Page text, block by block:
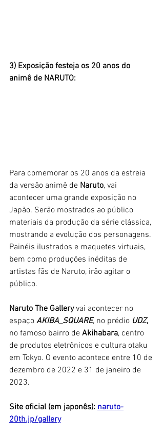
3) Exposição festeja os 20 anos do
animê de NARUTO:
Para comemorar os 20 anos da estreia
da versão animê de Naruto, vai
acontecer uma grande exposição no
Japão. Serão mostrados ao público
materiais da produção da série clássica,
mostrando a evolução dos personagens.
Painéis ilustrados e maquetes virtuais,
bem como produções inéditas de
artistas fãs de Naruto, irão agitar o
público.
Naruto The Gallery vai acontecer no
espaço AKIBA_SQUARE, no prédio UDZ,
no famoso bairro de Akihabara, centro
de produtos eletrônicos e cultura otaku
em Tokyo. O evento acontece entre 10 de
dezembro de 2022 e 31 de janeiro de
2023.
Site oficial (em japonês): naruto-
20th.jp/gallery